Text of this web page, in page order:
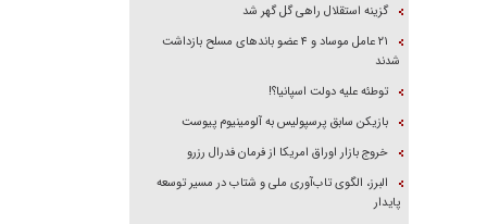
گزینه استقلال راهی گل گهر شد
۲۱ عامل موساد و ۴ عضو باند‌های مسلح بازداشت
شدند
توطئه علیه دولت اسپانیا؟!
بازیکن سابق پرسپولیس به آلومینیوم پیوست
خروج بازار اوراق امریکا از فرمان فدرال رزرو
البرز، الگوی تاب‌آوری ملی و شتاب در مسیر توسعه
پایدار